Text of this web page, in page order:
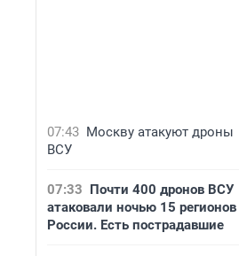
07:43 Москву атакуют дроны
ВСУ
07:33 Почти 400 дронов ВСУ
атаковали ночью 15 регионов
России. Есть пострадавшие